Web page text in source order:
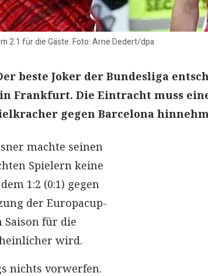
2:1 für die Gäste. Foto: Arne Dedert/dpa
beste Joker der Bundesliga
Frankfurt. Die Eintracht muss
gegen Barcelona
machte seinen
Spielern keine
1:2 (0:1) gegen
der Europacup-
Saison für die
wird.
nichts vorwerfen.